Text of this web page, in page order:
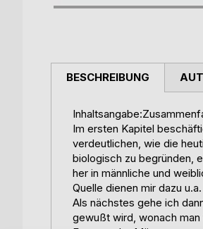
BESCHREIBUNG
Im ersten Kapitel
verdeutlichen, wie die
biologisch zu begründen,
her in männliche und
Quelle dienen mir dazu
Als nächstes gehe ich
gewußt wird, wonach